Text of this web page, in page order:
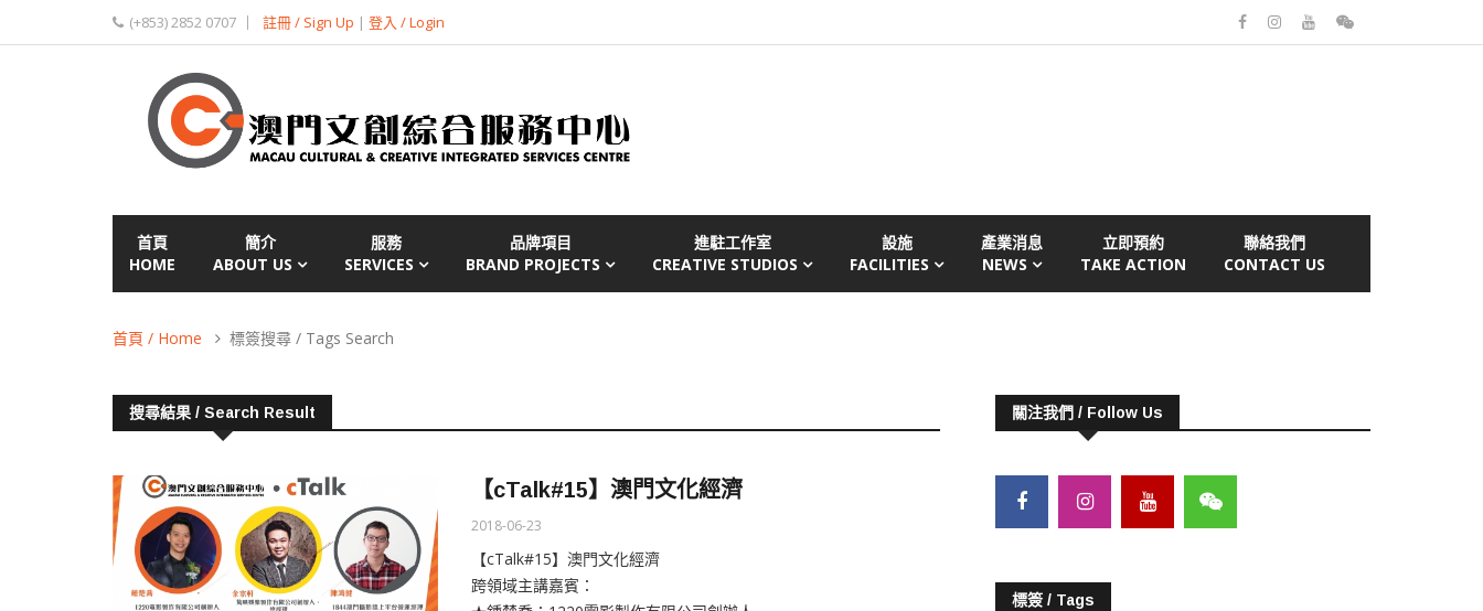
(+853) 2852 0707 註冊 / Sign Up | 登入 / Login
首頁
HOME
簡介
ABOUT US
服務
SERVICES
品牌項目
BRAND PROJECTS
進駐工作室
CREATIVE STUDIOS
設施
FACILITIES
產業消息
NEWS
立即預約
TAKE ACTION
聯絡我們
CONTACT US
首頁 / Home 標簽搜尋 / Tags Search
搜尋結果 / Search Result
【cTalk#15】澳門文化經濟
2018-06-23
【cTalk#15】澳門文化經濟
跨領域主講嘉賓：
關注我們 / Follow Us
標簽 / Tags